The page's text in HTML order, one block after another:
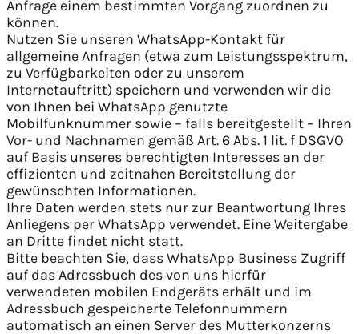
Anfrage einem bestimmten Vorgang zuordnen zu
können.
Nutzen Sie unseren WhatsApp-Kontakt für
allgemeine Anfragen (etwa zum Leistungsspektrum,
zu Verfügbarkeiten oder zu unserem
Internetauftritt) speichern und verwenden wir die
von Ihnen bei WhatsApp genutzte
Mobilfunknummer sowie – falls bereitgestellt – Ihren
Vor- und Nachnamen gemäß Art. 6 Abs. 1 lit. f DSGVO
auf Basis unseres berechtigten Interesses an der
effizienten und zeitnahen Bereitstellung der
gewünschten Informationen.
Ihre Daten werden stets nur zur Beantwortung Ihres
Anliegens per WhatsApp verwendet. Eine Weitergabe
an Dritte findet nicht statt.
Bitte beachten Sie, dass WhatsApp Business Zugriff
auf das Adressbuch des von uns hierfür
verwendeten mobilen Endgeräts erhält und im
Adressbuch gespeicherte Telefonnummern
automatisch an einen Server des Mutterkonzerns